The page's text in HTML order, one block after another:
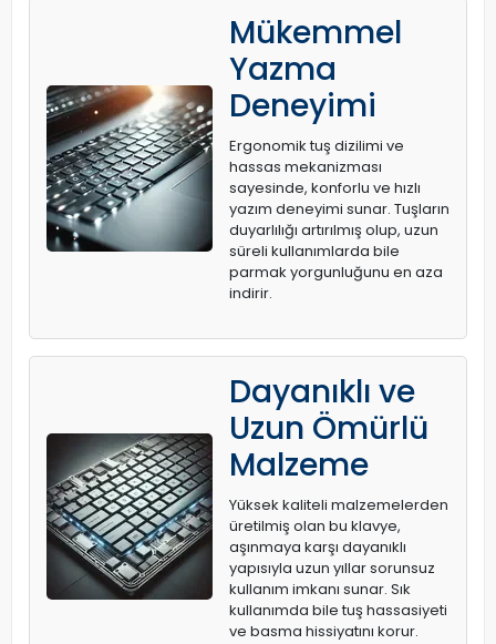
Mükemmel
Yazma
Deneyimi
Ergonomik tuş dizilimi ve
hassas mekanizması
sayesinde, konforlu ve hızlı
yazım deneyimi sunar. Tuşların
duyarlılığı artırılmış olup, uzun
süreli kullanımlarda bile
parmak yorgunluğunu en aza
indirir.
Dayanıklı ve
Uzun Ömürlü
Malzeme
Yüksek kaliteli malzemelerden
üretilmiş olan bu klavye,
aşınmaya karşı dayanıklı
yapısıyla uzun yıllar sorunsuz
kullanım imkanı sunar. Sık
kullanımda bile tuş hassasiyeti
ve basma hissiyatını korur.